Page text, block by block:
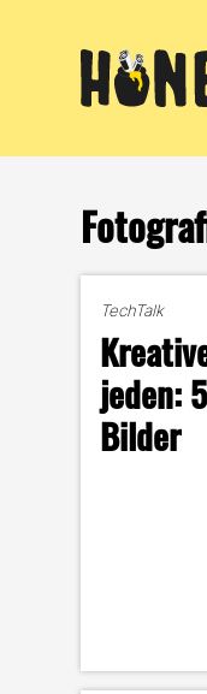
TechTalk
jeden:
Bilder